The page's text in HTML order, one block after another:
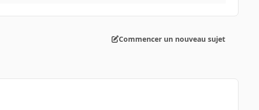
Commencer un nouveau sujet